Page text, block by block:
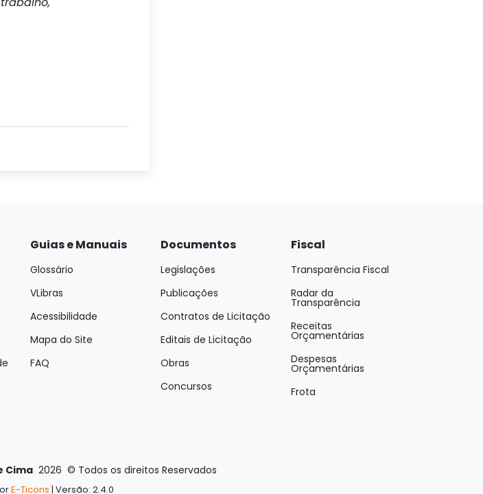
Guias e Manuais
Glossário
VLibras
Acessibilidade
Mapa do Site
FAQ
Documentos
Legislações
Publicações
Contratos de Licitação
Editais de Licitação
Obras
Concursos
Fiscal
Transparência Fiscal
Radar da
Transparência
Receitas
Orçamentárias
Despesas
Orçamentárias
Frota
Cima 2026 © Todos os direitos Reservados
E-Ticons | Versão: 2.4.0